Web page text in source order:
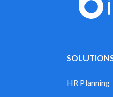
HR Planning